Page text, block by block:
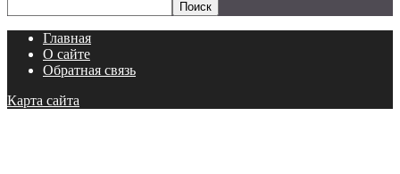
Главная
О сайте
Обратная связь
Карта сайта